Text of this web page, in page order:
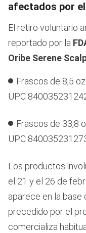
afectados por
El retiro voluntario
reportado por la
Oribe Serene
Frascos de 8,5
UPC
Frascos de 33,8
UPC
Los productos
el 21 y el 26 de
aparece en la base
precedido por el
comercializa